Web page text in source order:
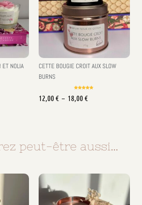
ET NOLIA
CETTE BOUGIE CROIT AUX SLOW
BURNS
5.00
sur 5
12,00 € – 18,00 €
peut-être aussi…